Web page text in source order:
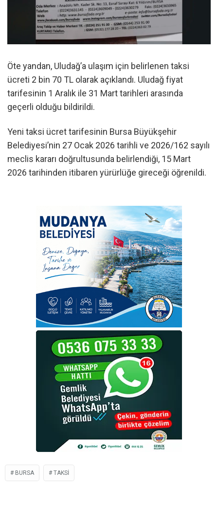
Öte yandan, Uludağ’a ulaşım için belirlenen taksi
ücreti 2 bin 70 TL olarak açıklandı. Uludağ fiyat
tarifesinin 1 Aralık ile 31 Mart tarihleri arasında
geçerli olduğu bildirildi.
Yeni taksi ücret tarifesinin Bursa Büyükşehir
Belediyesi’nin 27 Ocak 2026 tarihli ve 2026/162 sayılı
meclis kararı doğrultusunda belirlendiği, 15 Mart
2026 tarihinden itibaren yürürlüğe gireceği öğrenildi.
BURSA TAKSI